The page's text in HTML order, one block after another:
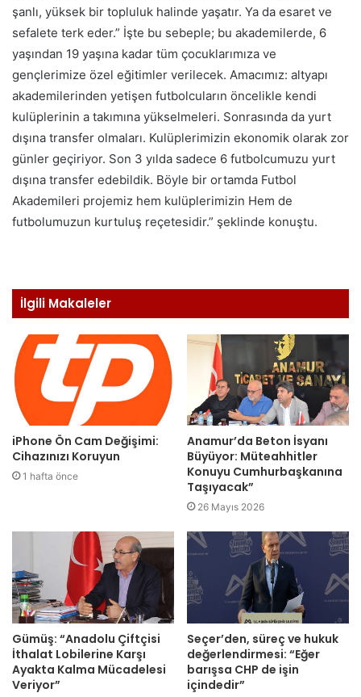
şanlı, yüksek bir topluluk halinde yaşatır. Ya da esaret ve
sefalete terk eder.” İşte bu sebeple; bu akademilerde, 6
yaşından 19 yaşına kadar tüm çocuklarımıza ve
gençlerimize özel eğitimler verilecek. Amacımız: altyapı
akademilerinden yetişen futbolcuların öncelikle kendi
kulüplerinin a takımına yükselmeleri. Sonrasında da yurt
dışına transfer olmaları. Kulüplerimizin ekonomik olarak zor
günler geçiriyor. Son 3 yılda sadece 6 futbolcumuzu yurt
dışına transfer edebildik. Böyle bir ortamda Futbol
Akademileri projemiz hem kulüplerimizin Hem de
futbolumuzun kurtuluş reçetesidir.” şeklinde konuştu.
İlgili Makaleler
iPhone Ön Cam Değişimi:
Cihazınızı Koruyun
1 hafta önce
Anamur’da Beton İsyanı
Büyüyor: Müteahhitler
Konuyu Cumhurbaşkanına
Taşıyacak”
26 Mayıs 2026
Gümüş: “Anadolu Çiftçisi
İthalat Lobilerine Karşı
Ayakta Kalma Mücadelesi
Veriyor”
Seçer’den, süreç ve hukuk
değerlendirmesi: “Eğer
barışsa CHP de işin
içindedir”